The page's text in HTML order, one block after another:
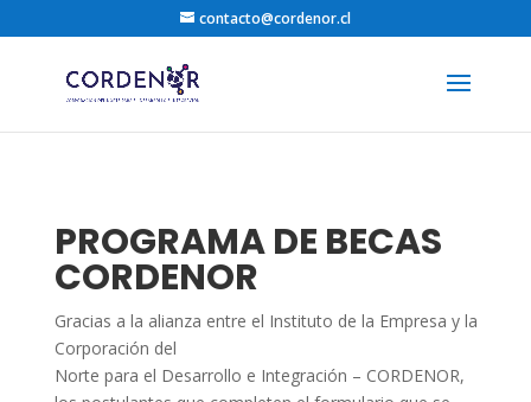
contacto@cordenor.cl
PROGRAMA DE BECAS
CORDENOR
Gracias a la alianza entre el Instituto de la Empresa y la
Corporación del
Norte para el Desarrollo e Integración – CORDENOR,